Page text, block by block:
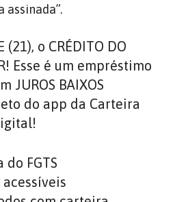
assinada”.
(21), o CRÉDITO DO
Esse é um empréstimo
JUROS BAIXOS
do app da Carteira
do FGTS
acessíveis